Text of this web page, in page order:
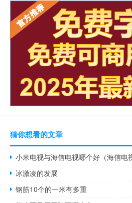
猜你想看的文章
小米电视与海信电视哪个好（海信电
冰激凌的发展
钢筋10个的一米有多重